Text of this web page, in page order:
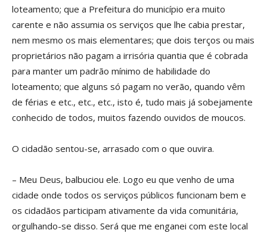
loteamento; que a Prefeitura do município era muito
carente e não assumia os serviços que lhe cabia prestar,
nem mesmo os mais elementares; que dois terços ou mais
proprietários não pagam a irrisória quantia que é cobrada
para manter um padrão mínimo de habilidade do
loteamento; que alguns só pagam no verão, quando vêm
de férias e etc., etc., etc., isto é, tudo mais já sobejamente
conhecido de todos, muitos fazendo ouvidos de moucos.
O cidadão sentou-se, arrasado com o que ouvira.
– Meu Deus, balbuciou ele. Logo eu que venho de uma
cidade onde todos os serviços públicos funcionam bem e
os cidadãos participam ativamente da vida comunitária,
orgulhando-se disso. Será que me enganei com este local